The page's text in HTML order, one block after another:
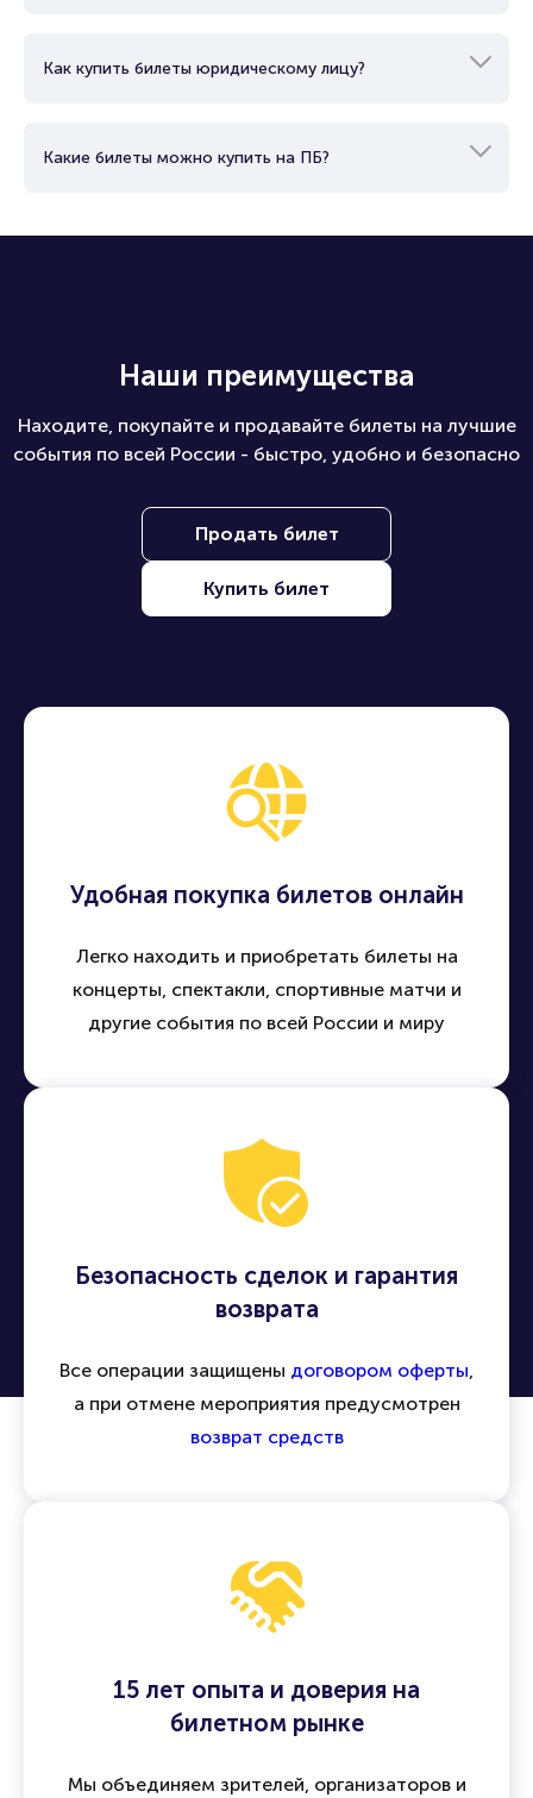
Как купить билеты юридическому лицу?
Какие билеты можно купить на ПБ?
Наши преимущества
Находите, покупайте и продавайте билеты на лучшие
события по всей России - быстро, удобно и безопасно
Продать билет
Купить билет
Удобная покупка билетов онлайн
Легко находить и приобретать билеты на
концерты, спектакли, спортивные матчи и
другие события по всей России и миру
Безопасность сделок и гарантия
возврата
Все операции защищены договором оферты,
а при отмене мероприятия предусмотрен
возврат средств
15 лет опыта и доверия на
билетном рынке
Мы объединяем зрителей, организаторов и